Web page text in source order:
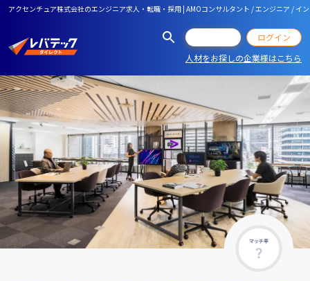
アクセンチュア株式会社のエンジニア求人・転職・採用 | AMOコンサルタント / エンジニア / イ
ログイン
人材をお探しの企業様はこちら
マッチ率